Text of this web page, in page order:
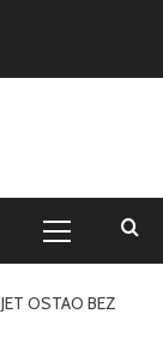
OSTAO BEZ